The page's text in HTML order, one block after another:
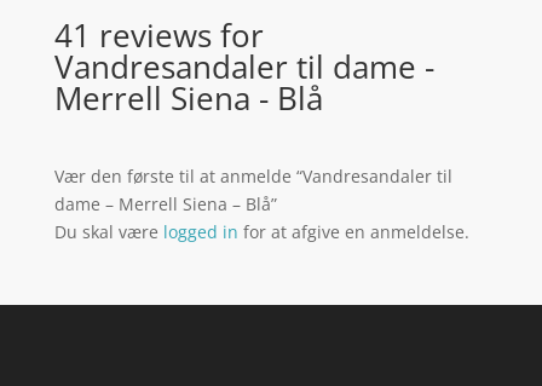
41 reviews for
Vandresandaler til dame -
Merrell Siena - Blå
Vær den første til at anmelde “Vandresandaler til
dame – Merrell Siena – Blå”
Du skal være logged in for at afgive en anmeldelse.